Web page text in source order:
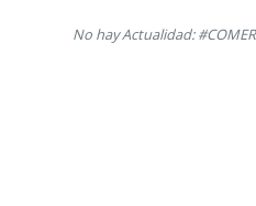
No hay Actualidad: